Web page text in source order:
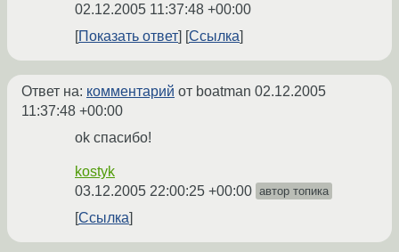
02.12.2005 11:37:48 +00:00
Показать ответ
Ссылка
Ответ на: комментарий от boatman 02.12.2005
11:37:48 +00:00
ok спасибо!
kostyk
03.12.2005 22:00:25 +00:00 автор топика
Ссылка